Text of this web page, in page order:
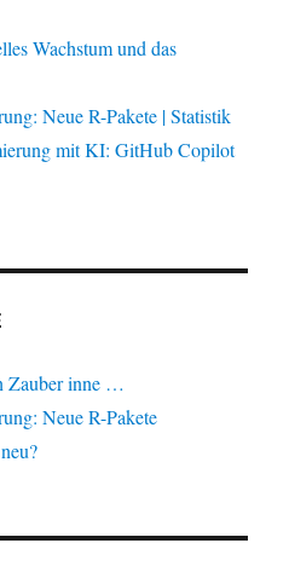
Wachstum und das
Neue R-Pakete | Statistik
mit KI: GitHub Copilot
Zauber inne …
Neue R-Pakete